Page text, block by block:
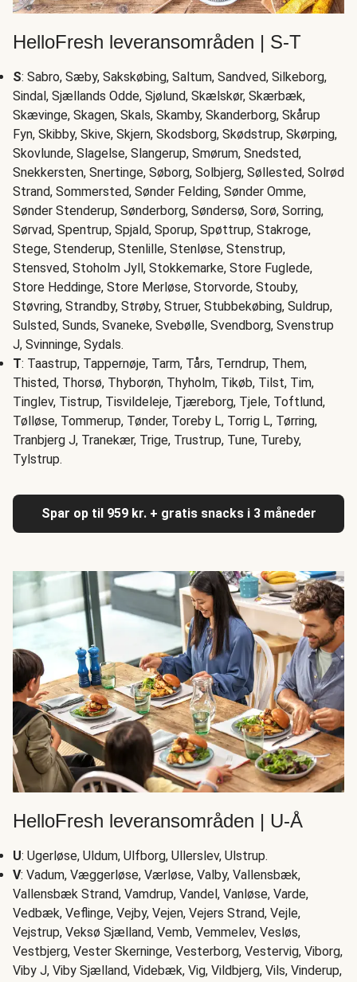
HelloFresh leveransområden | S-T
S: Sabro, Sæby, Sakskøbing, Saltum, Sandved, Silkeborg,
Sindal, Sjællands Odde, Sjølund, Skælskør, Skærbæk,
Skævinge, Skagen, Skals, Skamby, Skanderborg, Skårup
Fyn, Skibby, Skive, Skjern, Skodsborg, Skødstrup, Skørping,
Skovlunde, Slagelse, Slangerup, Smørum, Snedsted,
Snekkersten, Snertinge, Søborg, Solbjerg, Søllested, Solrød
Strand, Sommersted, Sønder Felding, Sønder Omme,
Sønder Stenderup, Sønderborg, Søndersø, Sorø, Sorring,
Sørvad, Spentrup, Spjald, Sporup, Spøttrup, Stakroge,
Stege, Stenderup, Stenlille, Stenløse, Stenstrup,
Stensved, Stoholm Jyll, Stokkemarke, Store Fuglede,
Store Heddinge, Store Merløse, Storvorde, Stouby,
Støvring, Strandby, Strøby, Struer, Stubbekøbing, Suldrup,
Sulsted, Sunds, Svaneke, Svebølle, Svendborg, Svenstrup
J, Svinninge, Sydals.
T: Taastrup, Tappernøje, Tarm, Tårs, Terndrup, Them,
Thisted, Thorsø, Thyborøn, Thyholm, Tikøb, Tilst, Tim,
Tinglev, Tistrup, Tisvildeleje, Tjæreborg, Tjele, Toftlund,
Tølløse, Tommerup, Tønder, Toreby L, Torrig L, Tørring,
Tranbjerg J, Tranekær, Trige, Trustrup, Tune, Tureby,
Tylstrup.
Spar op til 959 kr. + gratis snacks i 3 måneder
HelloFresh leveransområden | U-Å
U: Ugerløse, Uldum, Ulfborg, Ullerslev, Ulstrup.
V: Vadum, Væggerløse, Værløse, Valby, Vallensbæk,
Vallensbæk Strand, Vamdrup, Vandel, Vanløse, Varde,
Vedbæk, Veflinge, Vejby, Vejen, Vejers Strand, Vejle,
Vejstrup, Veksø Sjælland, Vemb, Vemmelev, Vesløs,
Vestbjerg, Vester Skerninge, Vesterborg, Vestervig, Viborg,
Viby J, Viby Sjælland, Videbæk, Vig, Vildbjerg, Vils, Vinderup,